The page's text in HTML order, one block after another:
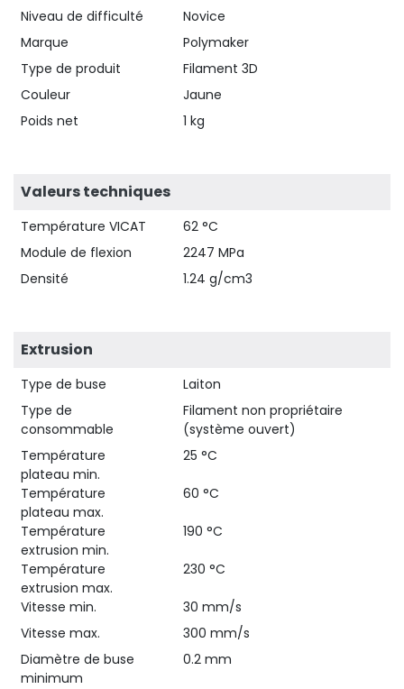
Niveau de difficulté
Novice
Marque
Polymaker
Type de produit
Filament 3D
Couleur
Jaune
Poids net
1 kg
Valeurs techniques
Température VICAT
62 °C
Module de flexion
2247 MPa
Densité
1.24 g/cm3
Extrusion
Type de buse
Laiton
Type de
consommable
Filament non propriétaire
(système ouvert)
Température
plateau min.
25 °C
Température
plateau max.
60 °C
Température
extrusion min.
190 °C
Température
extrusion max.
230 °C
Vitesse min.
30 mm/s
Vitesse max.
300 mm/s
Diamètre de buse
minimum
0.2 mm